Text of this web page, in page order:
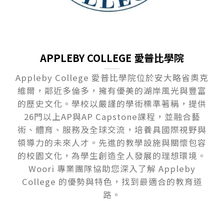
APPLEBY COLLEGE 愛普比學院
Appleby College 愛普比學院位於安大略省奧克
維爾，鄰近多倫多，擁有優美的湖岸風光與豐富
的歷史文化。學校以嚴謹的學術標準著稱，提供
26門以上AP與AP Capstone課程，並融合藝
術、體育、服務及全球交流，培養具國際視野與
領導力的未來人才。先進的教學設施與關懷包容
的校園文化，為學生創造全人發展的理想環境。
Woori 專業團隊協助您深入了解 Appleby
College 的優勢與特色，找到最適合的教育道
路。